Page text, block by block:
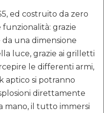
ed costruito da zero
grazie
da una dimensione
luce, grazie ai grilletti
le differenti armi,
aptico si potranno
direttamente
mano, il tutto immersi